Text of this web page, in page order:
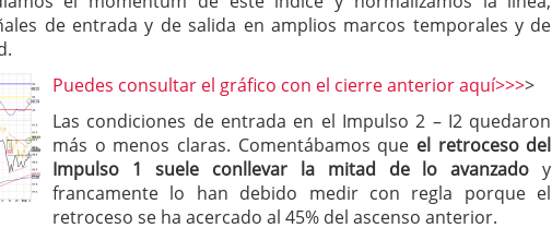
de entrada y de salida en amplios marcos temporales y de
Puedes consultar el gráfico con el cierre anterior aquí>>>>
Las condiciones de entrada en el Impulso 2 – I2 quedaron
más o menos claras. Comentábamos que el retroceso del
Impulso 1 suele conllevar la mitad de lo avanzado y
francamente lo han debido medir con regla porque el
retroceso se ha acercado al 45% del ascenso anterior.